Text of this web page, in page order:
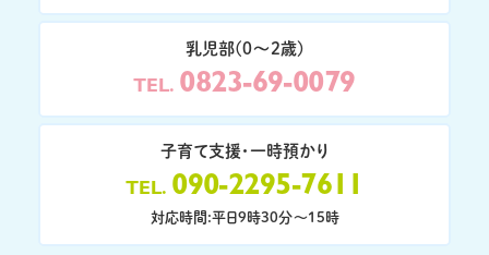
乳児部(0〜2歳)
TEL 0823-69-0079
子育て支援・一時預かり
TEL 090-2295-7611
対応時間:平日9時30分〜15時